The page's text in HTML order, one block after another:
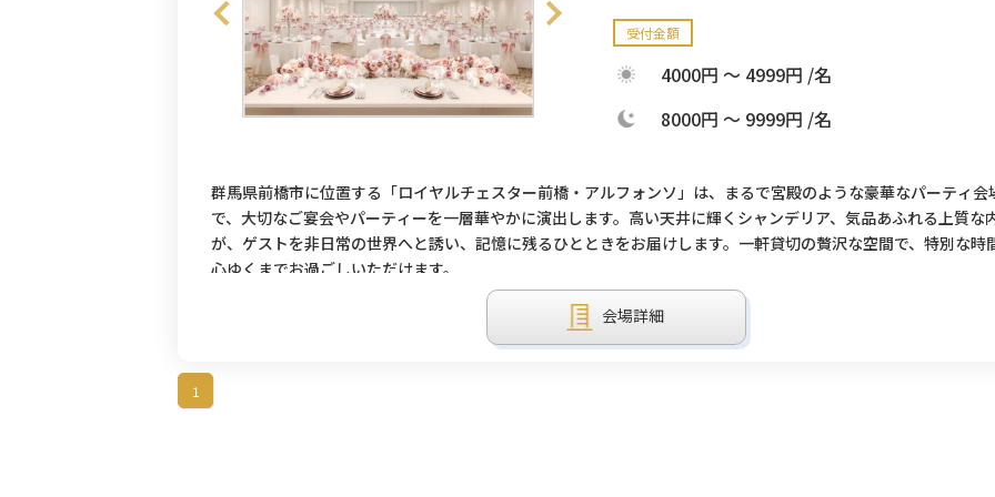
受付金額
4000円 ～ 4999円 /名
8000円 ～ 9999円 /名
群馬県前橋市に位置する「ロイヤルチェスター前橋・アルフォンソ」は、まるで宮殿のような豪華なパーティ会
で、大切なご宴会やパーティーを一層華やかに演出します。高い天井に輝くシャンデリア、気品あふれる上質な
が、ゲストを非日常の世界へと誘い、記憶に残るひとときをお届けします。一軒貸切の贅沢な空間で、特別な時
心ゆくまでお過ごしいただけます。
会場詳細
1